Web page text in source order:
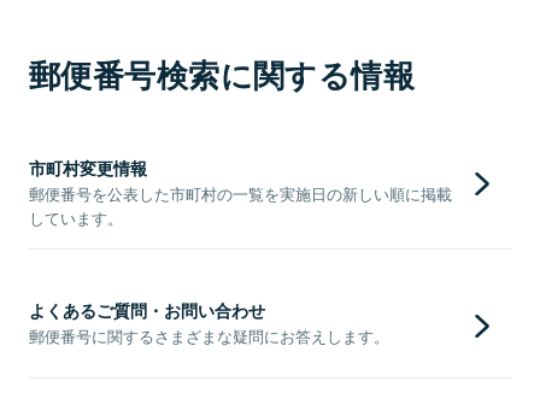
郵便番号検索に関する情報
市町村変更情報
郵便番号を公表した市町村の一覧を実施日の新しい順に掲載
しています。
よくあるご質問・お問い合わせ
郵便番号に関するさまざまな疑問にお答えします。